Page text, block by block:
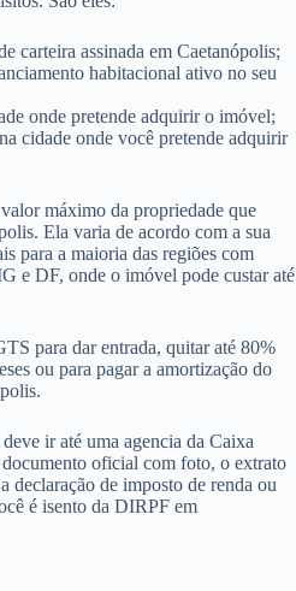
carteira assinada em Caetanópolis;
habitacional ativo no seu
onde pretende adquirir o imóvel;
cidade onde você pretende adquirir
máximo da propriedade que
Ela varia de acordo com a sua
para a maioria das regiões com
e DF, onde o imóvel pode custar até
para dar entrada, quitar até 80%
ou para pagar a amortização do
ir até uma agencia da Caixa
oficial com foto, o extrato
declaração de imposto de renda ou
é isento da DIRPF em